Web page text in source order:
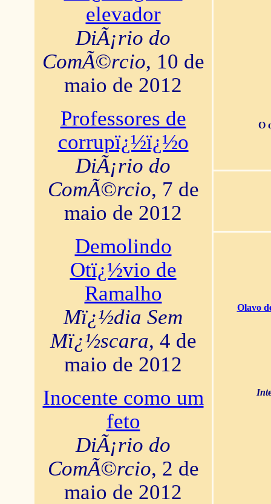
elevador
DiÃ¡rio do
ComÃ©rcio, 10 de
maio de 2012
Professores de
corrupï¿½ï¿½o
DiÃ¡rio do
ComÃ©rcio, 7 de
maio de 2012
Demolindo
Otï¿½vio de
Ramalho
Mï¿½dia Sem
Mï¿½scara, 4 de
maio de 2012
Inocente como um
feto
DiÃ¡rio do
ComÃ©rcio, 2 de
maio de 2012
O
Olavo